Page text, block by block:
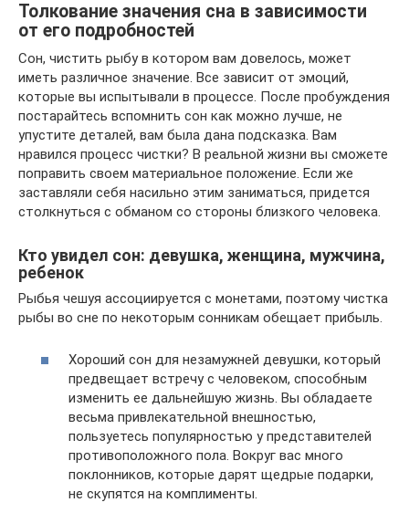
Толкование значения сна в зависимости
от его подробностей
Сон, чистить рыбу в котором вам довелось, может
иметь различное значение. Все зависит от эмоций,
которые вы испытывали в процессе. После пробуждения
постарайтесь вспомнить сон как можно лучше, не
упустите деталей, вам была дана подсказка. Вам
нравился процесс чистки? В реальной жизни вы сможете
поправить своем материальное положение. Если же
заставляли себя насильно этим заниматься, придется
столкнуться с обманом со стороны близкого человека.
Кто увидел сон: девушка, женщина, мужчина,
ребенок
Рыбья чешуя ассоциируется с монетами, поэтому чистка
рыбы во сне по некоторым сонникам обещает прибыль.
Хороший сон для незамужней девушки, который
предвещает встречу с человеком, способным
изменить ее дальнейшую жизнь. Вы обладаете
весьма привлекательной внешностью,
пользуетесь популярностью у представителей
противоположного пола. Вокруг вас много
поклонников, которые дарят щедрые подарки,
не скупятся на комплименты.